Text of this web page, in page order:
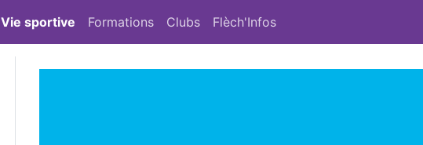
Vie sportive Formations Clubs Flèch'Infos